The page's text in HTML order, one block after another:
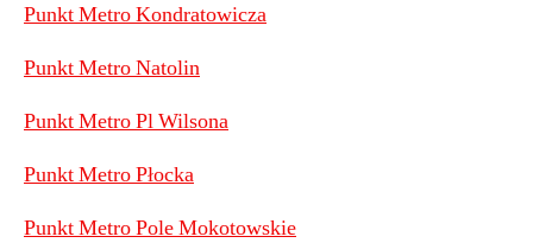
Punkt Metro Kondratowicza
Punkt Metro Natolin
Punkt Metro Pl Wilsona
Punkt Metro Płocka
Punkt Metro Pole Mokotowskie